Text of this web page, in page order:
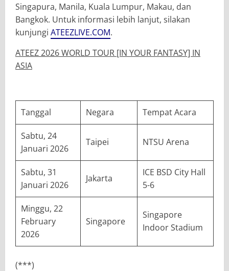
Singapura, Manila, Kuala Lumpur, Makau, dan
Bangkok. Untuk informasi lebih lanjut, silakan
kunjungi ATEEZLIVE.COM.
ATEEZ 2026WORLD TOUR [IN YOUR FANTASY] IN
ASIA
Tanggal Negara Tempat Acara
Sabtu, 24
Januari 2026
Taipei NTSU Arena
Sabtu, 31
Januari 2026
Jakarta
ICE BSD City Hall
5-6
Minggu, 22
February
2026
Singapore
Singapore
Indoor Stadium
(***)